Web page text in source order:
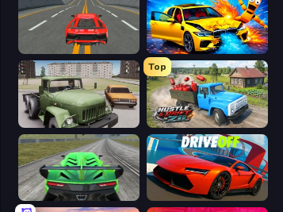
Modern Car Racing 2 BMG: Ragdoll Playground
Truck Driver Easy Road
Top
Hustle & Drift in ZIL
Speed Racing Pro 2 DriveOff